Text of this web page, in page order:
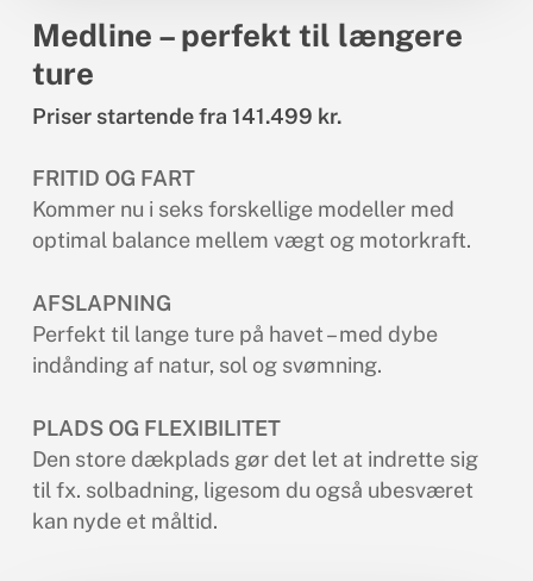
Medline – perfekt til længere
ture
Priser startende fra 141.499 kr.
FRITID OG FART
Kommer nu i seks forskellige modeller med
optimal balance mellem vægt og motorkraft.
AFSLAPNING
Perfekt til lange ture på havet – med dybe
indånding af natur, sol og svømning.
PLADS OG FLEXIBILITET
Den store dækplads gør det let at indrette sig
til fx. solbadning, ligesom du også ubesværet
kan nyde et måltid.